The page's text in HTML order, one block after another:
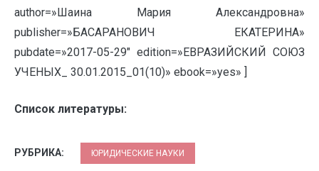
author=»Шаина Мария Александровна»
publisher=»БАСАРАНОВИЧ ЕКАТЕРИНА»
pubdate=»2017-05-29″ edition=»ЕВРАЗИЙСКИЙ СОЮЗ
УЧЕНЫХ_ 30.01.2015_01(10)» ebook=»yes» ]
Список литературы:
РУБРИКА: ЮРИДИЧЕСКИЕ НАУКИ